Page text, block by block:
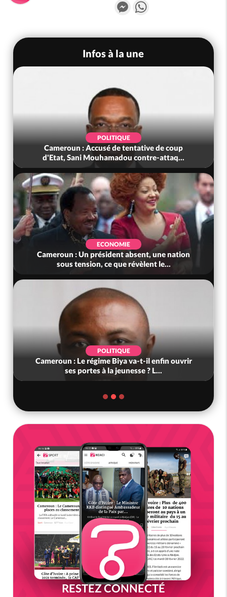
Messenger
Infos à la une
POLITIQUE
Cameroun : Accusé de tentative de coup
d'Etat, Sani Mouhamadou contre-attaq...
ECONOMIE
Cameroun : Un président absent, une nation
sous tension, ce que révèlent le...
POLITIQUE
Cameroun : Le régime Biya va-t-il enfin ouvrir
ses portes à la jeunesse ? L...
RESTEZ CONNECTÉ